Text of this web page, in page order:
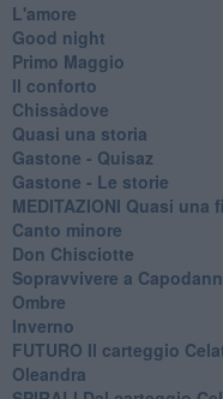
L'amore
Good night
Primo Maggio
Il conforto
Chissàdove
Quasi una storia
Gastone - Quisaz
Gastone - Le storie
MEDITAZIONI Quasi una
Canto minore
Don Chisciotte
Sopravvivere a
Ombre
Inverno
FUTURO Il carteggio
Oleandra